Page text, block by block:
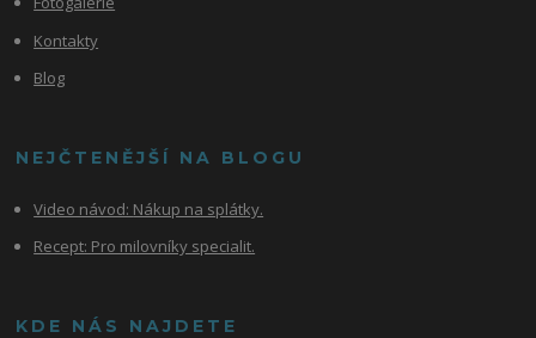
Kontakty
Blog
NEJČTENĚJŠÍ NA BLOGU
Video návod: Nákup na splátky.
Recept: Pro milovníky specialit.
KDE NÁS NAJDETE